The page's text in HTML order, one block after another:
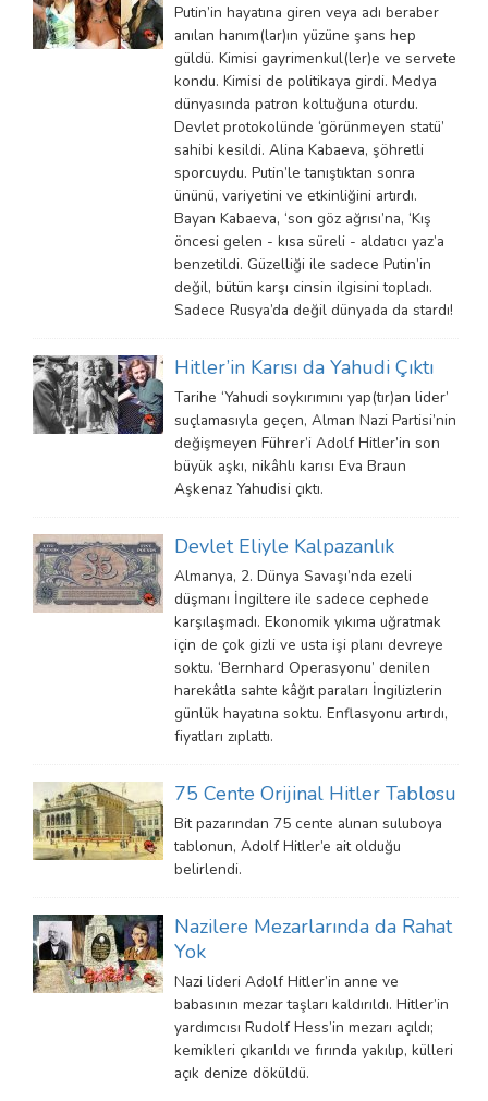
Putin’in hayatına giren veya adı beraber
anılan hanım(lar)ın yüzüne şans hep
güldü. Kimisi gayrimenkul(ler)e ve servete
kondu. Kimisi de politikaya girdi. Medya
dünyasında patron koltuğuna oturdu.
Devlet protokolünde ‘görünmeyen statü’
sahibi kesildi. Alina Kabaeva, şöhretli
sporcuydu. Putin’le tanıştıktan sonra
ününü, variyetini ve etkinliğini artırdı.
Bayan Kabaeva, ‘son göz ağrısı’na, ‘Kış
öncesi gelen - kısa süreli - aldatıcı yaz’a
benzetildi. Güzelliği ile sadece Putin’in
değil, bütün karşı cinsin ilgisini topladı.
Sadece Rusya’da değil dünyada da stardı!
Hitler’in Karısı da Yahudi Çıktı
Tarihe ‘Yahudi soykırımını yap(tır)an lider’
suçlamasıyla geçen, Alman Nazi Partisi’nin
değişmeyen Führer’i Adolf Hitler’in son
büyük aşkı, nikâhlı karısı Eva Braun
Aşkenaz Yahudisi çıktı.
Devlet Eliyle Kalpazanlık
Almanya, 2. Dünya Savaşı’nda ezeli
düşmanı İngiltere ile sadece cephede
karşılaşmadı. Ekonomik yıkıma uğratmak
için de çok gizli ve usta işi planı devreye
soktu. ‘Bernhard Operasyonu’ denilen
harekâtla sahte kâğıt paraları İngilizlerin
günlük hayatına soktu. Enflasyonu artırdı,
fiyatları zıplattı.
75 Cente Orijinal Hitler Tablosu
Bit pazarından 75 cente alınan suluboya
tablonun, Adolf Hitler’e ait olduğu
belirlendi.
Nazilere Mezarlarında da Rahat
Yok
Nazi lideri Adolf Hitler’in anne ve
babasının mezar taşları kaldırıldı. Hitler’in
yardımcısı Rudolf Hess’in mezarı açıldı;
kemikleri çıkarıldı ve fırında yakılıp, külleri
açık denize döküldü.